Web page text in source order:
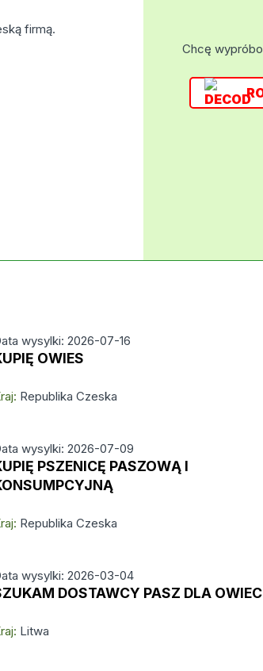
firmą.
Chcę
wysylki: 2026-07-16
OWIES
Republika Czeska
wysylki: 2026-07-09
PSZENICĘ PASZOWĄ I
Republika Czeska
wysylki: 2026-03-04
DOSTAWCY PASZ DLA OWIEC
Litwa